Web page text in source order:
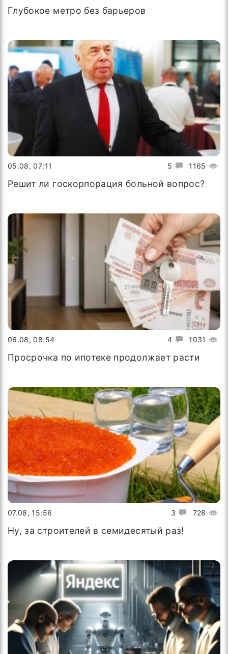
Глубокое метро без барьеров
5 1165
05.08, 07:11
Решит ли госкорпорация больной вопрос?
4 1031
06.08, 08:54
Просрочка по ипотеке продолжает расти
3 728
07.08, 15:56
Ну, за строителей в семидесятый раз!